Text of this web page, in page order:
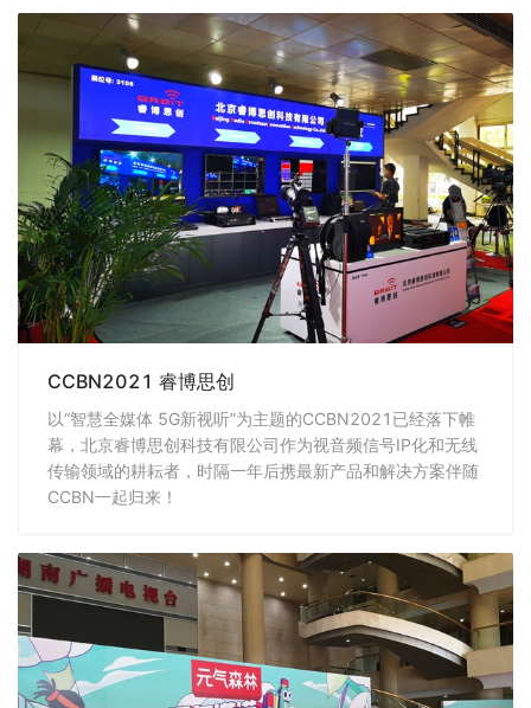
CCBN2021 睿博思创
以“智慧全媒体 5G新视听”为主题的CCBN2021已经落下帷
幕，北京睿博思创科技有限公司作为视音频信号IP化和无线
传输领域的耕耘者，时隔一年后携最新产品和解决方案伴随
CCBN一起归来！